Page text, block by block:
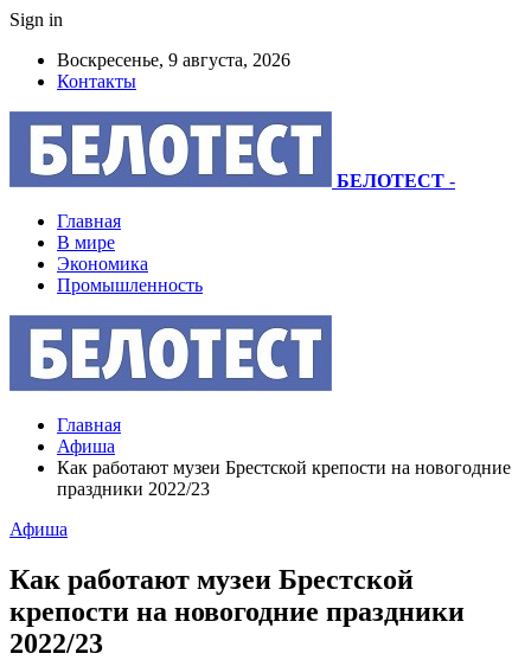
Sign in
Воскресенье, 9 августа, 2026
Контакты
БЕЛОТЕСТ -
Главная
В мире
Экономика
Промышленность
Главная
Афиша
Как работают музеи Брестской крепости на новогодние
праздники 2022/23
Афиша
Как работают музеи Брестской
крепости на новогодние праздники
2022/23